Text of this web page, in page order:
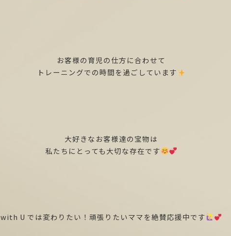
お客様の育児の仕方に合わせて
トレーニングでの時間を過ごしています
大好きなお客様達の宝物は
私たちにとっても大切な存在です
with U では変わりたい！頑張りたいママを絶賛応援中です